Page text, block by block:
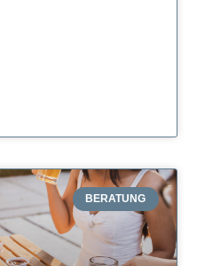
BERATUNG